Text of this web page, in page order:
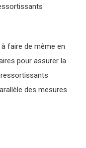
faire de même en
pour assurer la
ressortissants
des mesures